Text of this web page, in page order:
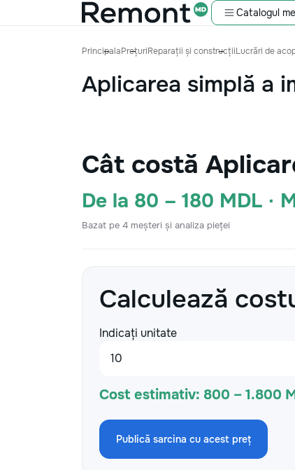
Catalogul
PrincipalaPrețuriReparații și construcțiiLucrări de
Aplicarea simplă a
Cât costă
De la 80 – 180 MDL ·
Bazat pe 4 meșteri și analiza pieței
Calculează
Indicați unitate
Cost estimativ: 800 – 1.800
Publică sarcina cu acest preț